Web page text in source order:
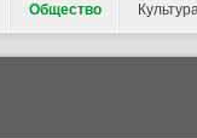
Общество